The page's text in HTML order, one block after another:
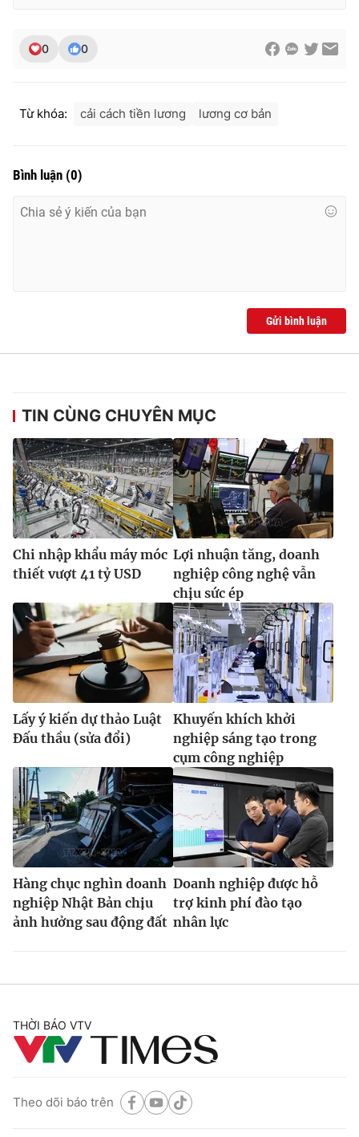
0 0
Từ khóa: cải cách tiền lương lương cơ bản
Bình luận (0)
Gửi bình luận
TIN CÙNG CHUYÊN MỤC
Chi nhập khẩu máy móc
thiết vượt 41 tỷ USD
Lợi nhuận tăng, doanh
nghiệp công nghệ vẫn
chịu sức ép
Lấy ý kiến dự thảo Luật
Đấu thầu (sửa đổi)
Khuyến khích khởi
nghiệp sáng tạo trong
cụm công nghiệp
Hàng chục nghìn doanh
nghiệp Nhật Bản chịu
ảnh hưởng sau động đất
Doanh nghiệp được hỗ
trợ kinh phí đào tạo
nhân lực
THỜI BÁO VTV
Theo dõi báo trên